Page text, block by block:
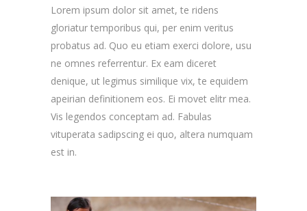
Lorem ipsum dolor sit amet, te ridens
gloriatur temporibus qui, per enim veritus
probatus ad. Quo eu etiam exerci dolore, usu
ne omnes referrentur. Ex eam diceret
denique, ut legimus similique vix, te equidem
apeirian definitionem eos. Ei movet elitr mea.
Vis legendos conceptam ad. Fabulas
vituperata sadipscing ei quo, altera numquam
est in.